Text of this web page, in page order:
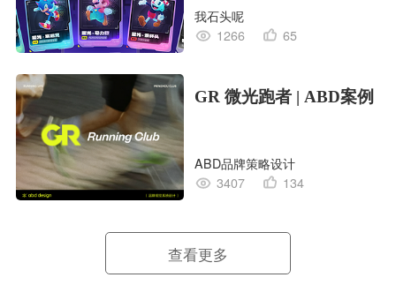
我石头呢
1266
65
GR 微光跑者 | ABD案例
ABD品牌策略设计
3407
134
查看更多